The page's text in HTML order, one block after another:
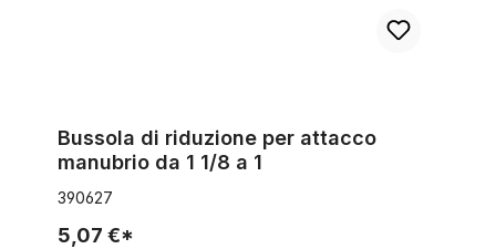
Bussola di riduzione per attacco
manubrio da 1 1/8 a 1
390627
5,07 €*